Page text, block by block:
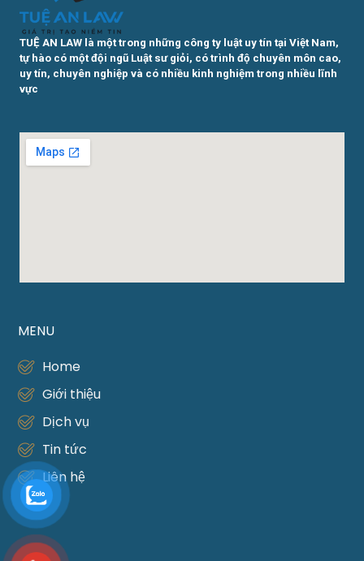
TUỆ AN LAW là một trong những công ty luật uy tín tại Việt Nam,
tự hào có một đội ngũ Luật sư giỏi, có trình độ chuyên môn cao,
uy tín, chuyên nghiệp và có nhiều kinh nghiệm trong nhiều lĩnh
vực
MENU
Home
Giới thiệu
Dịch vụ
Tin tức
Liên hệ